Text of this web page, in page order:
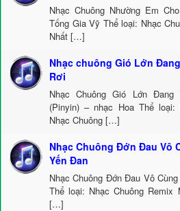
Nhạc Chuông Nhường Em
Tống Gia Vỹ Thể loại: Nhạc
Nhất […]
Nhạc chuông Gió Lớn
Rơi
Nhạc Chuông Gió Lớn
(Pinyin) – nhạc Hoa Thể loại:
Nhạc Chuông […]
Nhạc Chuông Đớn Đau Vô
Yến Đan
Nhạc Chuông Đớn Đau Vô
Thể loại: Nhạc Chuông
[…]